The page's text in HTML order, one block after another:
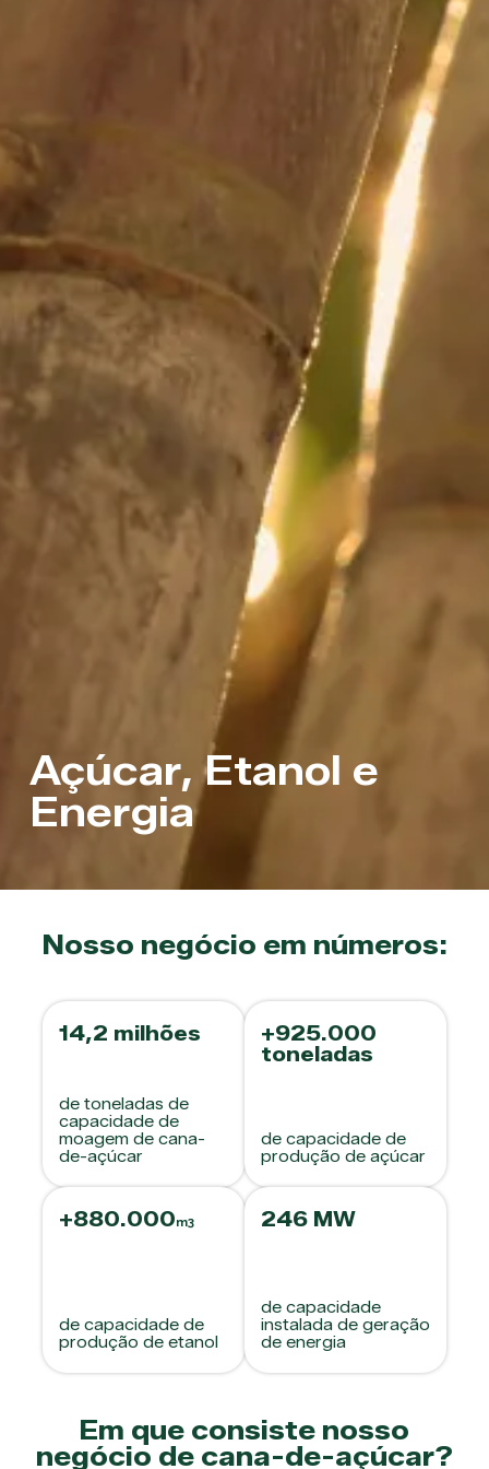
Açúcar, Etanol e
Energia
Nosso negócio em números:
14,2 milhões
de toneladas de
capacidade de
moagem de cana-
de-açúcar
+925.000
toneladas
de capacidade de
produção de açúcar
+880.000m3
de capacidade de
produção de etanol
246 MW
de capacidade
instalada de geração
de energia
Em que consiste nosso
negócio de cana-de-açúcar?